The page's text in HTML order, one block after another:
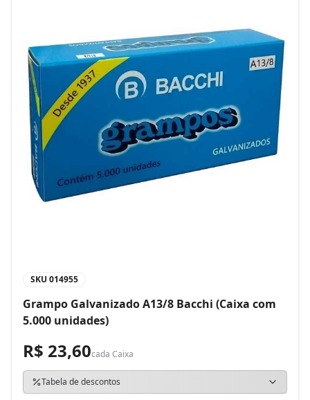
SKU 014955
Grampo Galvanizado A13/8 Bacchi (Caixa com
5.000 unidades)
R$ 23,60cada Caixa
Tabela de descontos